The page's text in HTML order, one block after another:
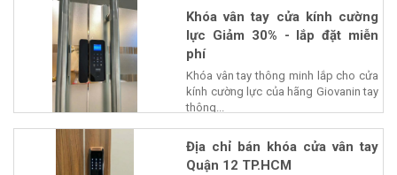
Khóa vân tay cửa kính cường
lực Giảm 30% - lắp đặt miễn
phí
Khóa vân tay thông minh lắp cho cửa
kính cường lực của hãng Giovanin tay
thông...
Địa chỉ bán khóa cửa vân tay
Quận 12 TP.HCM